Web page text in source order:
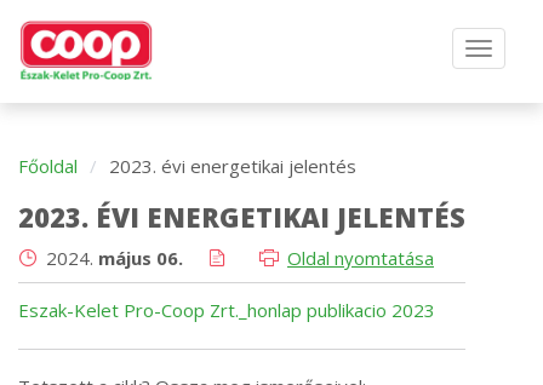
Főoldal 2023. évi energetikai jelentés
2023. ÉVI ENERGETIKAI JELENTÉS
2024. május 06. Oldal nyomtatása
Eszak-Kelet Pro-Coop Zrt._honlap publikacio 2023